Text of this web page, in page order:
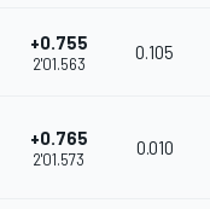
+0.755
2'01.563
0.105
+0.765
2'01.573
0.010